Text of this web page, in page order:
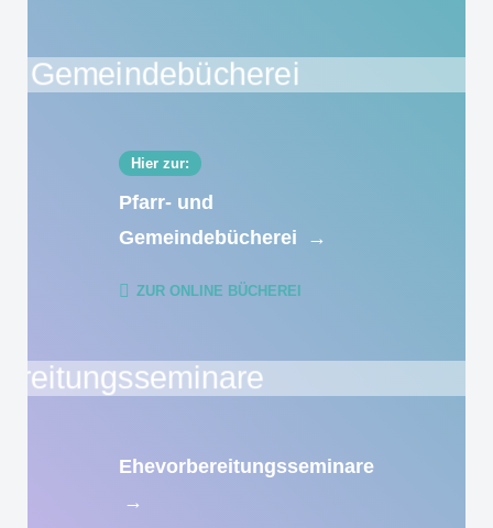
Hier zur:
Pfarr- und
Gemeindebücherei
→
ZUR ONLINE BÜCHEREI
Ehevorbereitungsseminare
→